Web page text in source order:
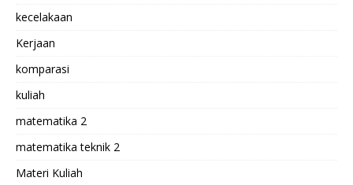
kecelakaan
Kerjaan
komparasi
kuliah
matematika 2
matematika teknik 2
Materi Kuliah